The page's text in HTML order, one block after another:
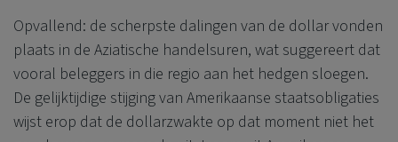
Opvallend: de scherpste dalingen van de dollar vonden
plaats in de Aziatische handelsuren, wat suggereert dat
vooral beleggers in die regio aan het hedgen sloegen.
De gelijktijdige stijging van Amerikaanse staatsobligaties
wijst erop dat de dollarzwakte op dat moment niet het